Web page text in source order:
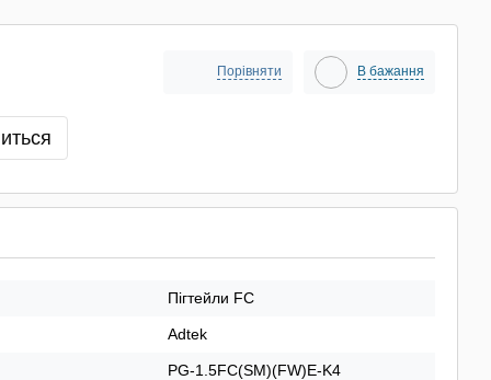
Порівняти В бажання
Пігтейли FC
Adtek
PG-1.5FC(SM)(FW)E-K4